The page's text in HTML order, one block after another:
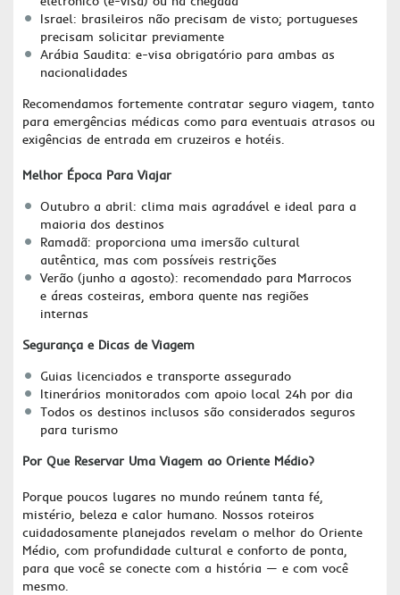
Israel: brasileiros não precisam de visto; portugueses
precisam solicitar previamente
Arábia Saudita: e-visa obrigatório para ambas as
nacionalidades
Recomendamos fortemente contratar seguro viagem, tanto
para emergências médicas como para eventuais atrasos ou
exigências de entrada em cruzeiros e hotéis.
Melhor Época Para Viajar
Outubro a abril: clima mais agradável e ideal para a
maioria dos destinos
Ramadã: proporciona uma imersão cultural
autêntica, mas com possíveis restrições
Verão (junho a agosto): recomendado para Marrocos
e áreas costeiras, embora quente nas regiões
internas
Segurança e Dicas de Viagem
Guias licenciados e transporte assegurado
Itinerários monitorados com apoio local 24h por dia
Todos os destinos inclusos são considerados seguros
para turismo
Por Que Reservar Uma Viagem ao Oriente Médio?
Porque poucos lugares no mundo reúnem tanta fé,
mistério, beleza e calor humano. Nossos roteiros
cuidadosamente planejados revelam o melhor do Oriente
Médio, com profundidade cultural e conforto de ponta,
para que você se conecte com a história — e com você
mesmo.